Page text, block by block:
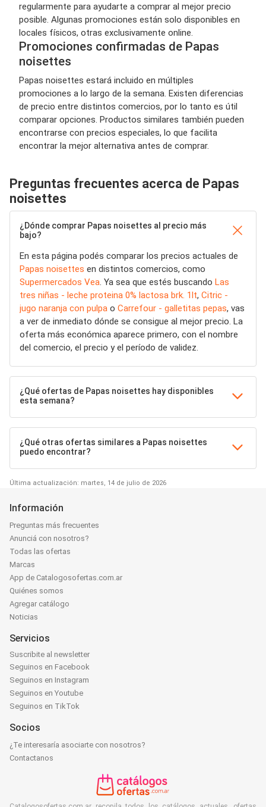
regularmente para ayudarte a comprar al mejor precio
posible. Algunas promociones están solo disponibles en
locales físicos, otras exclusivamente online.
Promociones confirmadas de Papas
noisettes
Papas noisettes estará incluido en múltiples
promociones a lo largo de la semana. Existen diferencias
de precio entre distintos comercios, por lo tanto es útil
comparar opciones. Productos similares también pueden
encontrarse con precios especiales, lo que facilita
encontrar la mejor alternativa antes de comprar.
Preguntas frecuentes acerca de Papas
noisettes
¿Dónde comprar Papas noisettes al precio más
bajo?
En esta página podés comparar los precios actuales de
Papas noisettes en distintos comercios, como
Supermercados Vea . Ya sea que estés buscando Las
tres niñas - leche proteina 0% lactosa brk. 1lt, Citric -
jugo naranja con pulpa o Carrefour - galletitas pepas, vas
a ver de inmediato dónde se consigue al mejor precio. La
oferta más económica aparece primero, con el nombre
del comercio, el precio y el período de validez.
¿Qué ofertas de Papas noisettes hay disponibles
esta semana?
¿Qué otras ofertas similares a Papas noisettes
puedo encontrar?
Última actualización: martes, 14 de julio de 2026
Información
Preguntas más frecuentes
Anunciá con nosotros?
Todas las ofertas
Marcas
App de Catalogosofertas.com.ar
Quiénes somos
Agregar catálogo
Noticias
Servicios
Suscribite al newsletter
Seguinos en Facebook
Seguinos en Instagram
Seguinos en Youtube
Seguinos en TikTok
Socios
¿Te interesaría asociarte con nosotros?
Contactanos